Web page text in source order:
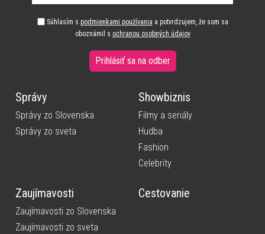
Súhlasím s podmienkami používania a potvrdzujem, že som sa
oboznámil s ochranou osobných údajov
Prihlásiť sa na odber
Správy
Správy zo Slovenska
Správy zo sveta
Showbiznis
Filmy a seriály
Hudba
Fashion
Celebrity
Zaujímavosti
Zaujímavosti zo Slovenska
Zaujímavosti zo sveta
Cestovanie